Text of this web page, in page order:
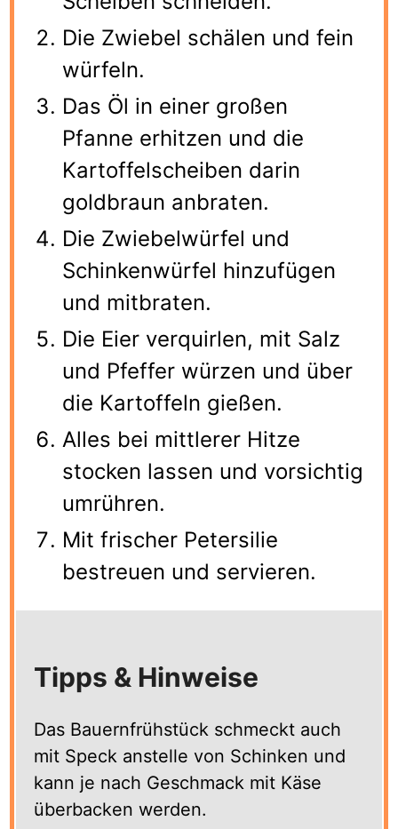
Die Zwiebel schälen und fein
würfeln.
Das Öl in einer großen
Pfanne erhitzen und die
Kartoffelscheiben darin
goldbraun anbraten.
Die Zwiebelwürfel und
Schinkenwürfel hinzufügen
und mitbraten.
Die Eier verquirlen, mit Salz
und Pfeffer würzen und über
die Kartoffeln gießen.
Alles bei mittlerer Hitze
stocken lassen und vorsichtig
umrühren.
Mit frischer Petersilie
bestreuen und servieren.
Tipps & Hinweise
Das Bauernfrühstück schmeckt auch
mit Speck anstelle von Schinken und
kann je nach Geschmack mit Käse
überbacken werden.